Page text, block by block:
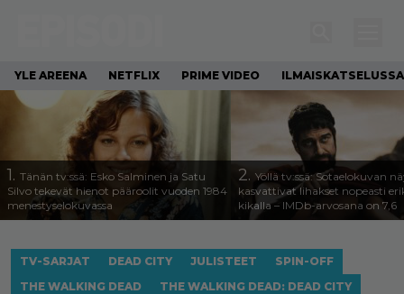
YLE AREENA NETFLIX PRIME VIDEO ILMAISKATSELUSSA
1. Tänän tv:ssä: Esko Salminen ja Satu
Silvo tekevät hienot pääroolit vuoden 1984
menestyselokuvassa
2. Yöllä tv:ssä: Sotaelokuvan
kasvattivat lihakset nopeasti
kikalla – IMDb-arvosana on 7,6
TV-SARJAT DEAD CITY JULISTEET
SPIN-OFF
THE WALKING DEAD
THE WALKING DEAD: DEAD CITY